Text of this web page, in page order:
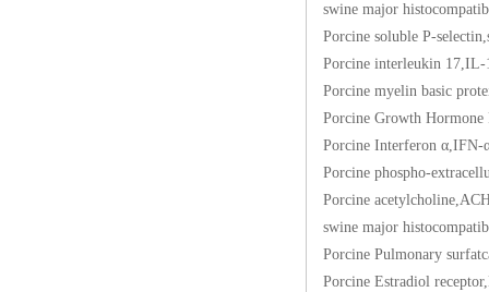
swine major
Porcine soluble P-
Porcine interleukin
Porcine myelin basic
Porcine Growth
Porcine Interferon
Porcine phospho-
Porcine
swine major
Porcine Pulmonary
Porcine Estradiol